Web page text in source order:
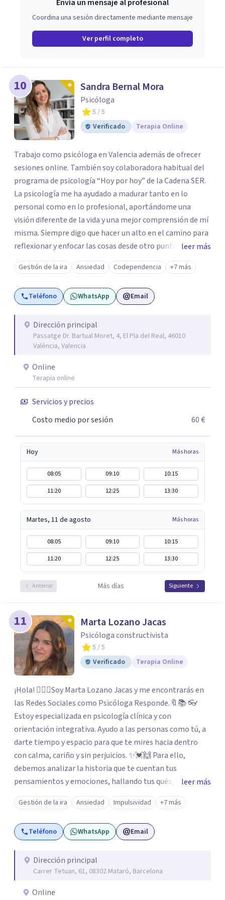
Envía un mensaje al profesional
Coordina una sesión directamente mediante mensaje
Ver perfil completo
10 Sandra Bernal Mora
Psicóloga
5 / 5
Verificado
Terapia Online
Trabajo como psicóloga en Valencia además de ofrecer
sesiones online. También soy colaboradora habitual del
programa de psicología “Hoy por hoy” de la Cadena SER.
La psicología me ha ayudado a madurar tanto en lo
personal como en lo profesional, aportándome una
visión diferente de la vida y una mejor comprensión de mí
misma. Siempre digo que hacer un alto en el camino para
reflexionar y enfocar las cosas desde otro punto de vista
es esencial para seguir creciendo como persona.
Actualmente, me dedico a ayudar a las personas a superar
su sufrimiento, romper las barreras que las limitan y
crecer emocionalmente de forma que puedan llevar la
leer más
Gestión de la ira Ansiedad Codependencia +7 más
Teléfono WhatsApp Email
Dirección principal
Passatge Dr. Bartual Moret, 4, El Pla del Real, 46010
València, Valencia
Online
Terapia online
Servicios y precios
Costo medio por sesión
60 €
Hoy Más horas
08:05 09:10
10:15
11:20
12:25 13:30
Martes, 11 de agosto Más horas
08:05 09:10
10:15
11:20
12:25 13:30
Anterior Más días Siguiente
11 Marta Lozano Jacas
Psicóloga constructivista
5 / 5
Verificado
Terapia Online
¡Hola! 🙋🏼‍♀️Soy Marta Lozano Jacas y me encontrarás en
las Redes Sociales como Psicóloga Responde.🔖📚 👓
Estoy especializada en psicología clínica y con
orientación integrativa. Ayudo a las personas como tú, a
darte tiempo y espacio para que te mires hacia dentro
con calma, cariño y sin perjuicios. ✨💓🙌 Para ello,
debemos analizar la historia que te cuentan tus
pensamientos y emociones, hallando tus qués, tus
cómos, tus porqués, tus cuándos y tus dóndes a lo largo
de tu vida. Así, podrás desenredar el lío que es vivir, podrás
aceptar quien eres: un ser humano que siente, que piensa
y que hace; un ser que se contradice, que tiene dudas y que
leer más
Gestión de la ira Ansiedad Impulsividad +7 más
Teléfono WhatsApp Email
Dirección principal
Carrer Tetuan, 61, 08302 Mataró, Barcelona
Online